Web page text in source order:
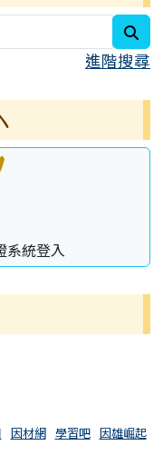
進階搜尋
系統登入
因材網 學習吧 因雄崛起